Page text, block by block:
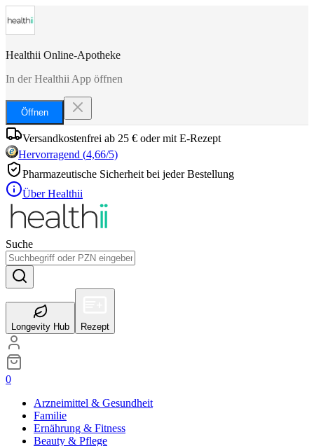
Healthii Online-Apotheke
In der Healthii App öffnen
Öffnen
Versandkostenfrei ab 25 € oder mit E-Rezept
Hervorragend (4,66/5)
Pharmazeutische Sicherheit bei jeder Bestellung
Über Healthii
Suche
Longevity Hub Rezept
0
Arzneimittel & Gesundheit
Familie
Ernährung & Fitness
Beauty & Pflege